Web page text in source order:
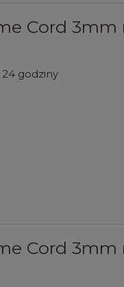
Cord 3mm
24 godziny
Cord 3mm